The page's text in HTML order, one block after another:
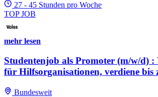
27 - 45 Stunden pro Woche
TOP JOB
mehr lesen
Studentenjob als Promoter (m/w/d)
für Hilfsorganisationen, verdiene bis
Bundesweit